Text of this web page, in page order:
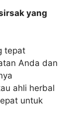
yang
tepat
Anda dan
ahli herbal
untuk